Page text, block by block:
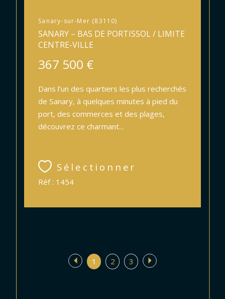
Sanary-sur-Mer (83110)
SANARY – BAS DE PORTISSOL / LIMITE
CENTRE-VILLE
367 500 €
Dans l’un des quartiers les plus recherchés
de Sanary, à quelques minutes à pied du
port, des commerces et des plages,
découvrez ce charmant...
Sélectionner
Réf : 1454
1 2 3